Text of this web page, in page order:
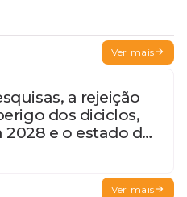
Ver mais
a rejeição
dos diciclos,
2028 e o estado de
Ver mais